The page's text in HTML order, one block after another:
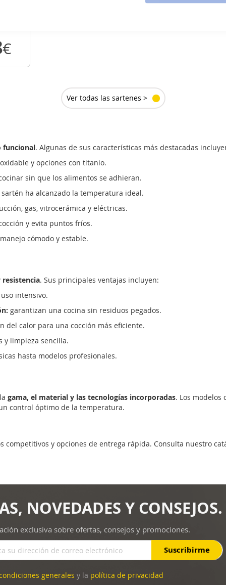
€
Ver todas las sartenes >
funcional. Algunas de sus características más destacadas
y opciones con titanio.
sin que los alimentos se adhieran.
ha alcanzado la temperatura ideal.
gas, vitrocerámica y eléctricas.
y evita puntos fríos.
cómodo y estable.
resistencia. Sus principales ventajas incluyen:
intensivo.
garantizan una cocina sin residuos pegados.
del calor para una cocción más eficiente.
y limpieza sencilla.
hasta modelos profesionales.
gama, el material y las tecnologías incorporadas. Los modelos
control óptimo de la temperatura.
competitivos y opciones de entrega rápida. Consulta nuestro
NOVEDADES Y CONSEJOS.
exclusiva sobre ofertas, consejos y promociones.
Suscribirme
generales y la política de privacidad